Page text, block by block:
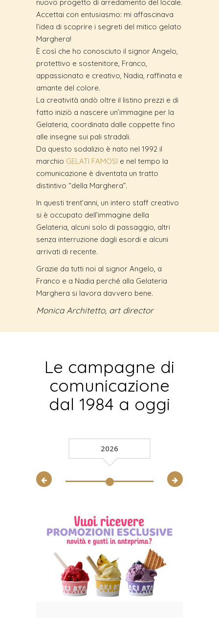
nuovo progetto di arredamento del locale.
Accettai con entusiasmo: mi affascinava
l’idea di scoprire i segreti del mitico gelato
Marghera!
È così che ho conosciuto il signor Angelo,
protettivo e sostenitore, Franco,
appassionato e creativo, Nadia, raffinata e
amante del colore.
La creatività andò oltre il listino prezzi e di
fatto iniziò a nascere un’immagine per la
Gelateria, coordinata dalle coppette fino
alle insegne sui pali stradali.
Da questo sodalizio è nato nel 1992 il
marchio GELATI FAMOSI e nel tempo la
comunicazione è diventata un tratto
distintivo “della Marghera”.
In questi trent’anni, un intero staff creativo
si è occupato dell’immagine della
Gelateria, alcuni solo di passaggio, altri
senza interruzione dagli esordi e alcuni
arrivati di recente.
Grazie da tutti noi al signor Angelo, a
Franco e a Nadia perché alla Gelateria
Marghera si lavora davvero bene.
Monica Architetto, art director
Le campagne di
comunicazione
dal 1984 a oggi
2026